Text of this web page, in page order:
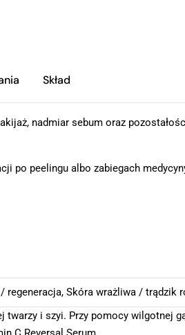
Skład
nadmiar sebum oraz
po peelingu albo zabiegach
/ regeneracja, Skóra wrażliwa / trądzik
twarzy i szyi. Przy pomocy wilgotnej